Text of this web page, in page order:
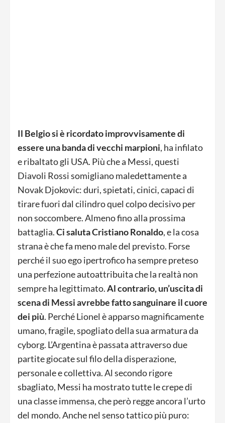
Il Belgio si è ricordato improvvisamente di
essere una banda di vecchi marpioni, ha infilato
e ribaltato gli USA. Più che a Messi, questi
Diavoli Rossi somigliano maledettamente a
Novak Djokovic: duri, spietati, cinici, capaci di
tirare fuori dal cilindro quel colpo decisivo per
non soccombere. Almeno fino alla prossima
battaglia.Ci saluta Cristiano Ronaldo, e la cosa
strana è che fa meno male del previsto. Forse
perché il suo ego ipertrofico ha sempre preteso
una perfezione autoattribuita che la realtà non
sempre ha legittimato.Al contrario, un’uscita di
scena di Messi avrebbe fatto sanguinare il cuore
dei più. Perché Lionel è apparso magnificamente
umano, fragile, spogliato della sua armatura da
cyborg. L’Argentina è passata attraverso due
partite giocate sul filo della disperazione,
personale e collettiva. Al secondo rigore
sbagliato, Messi ha mostrato tutte le crepe di
una classe immensa, che però regge ancora l’urto
del mondo. Anche nel senso tattico più puro: